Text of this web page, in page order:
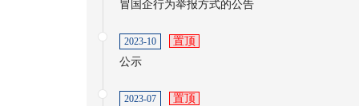
冒国企行为举报方式的公告
2023-10
置顶
公示
2023-07 置顶